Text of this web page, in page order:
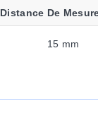
Distance De
15 mm